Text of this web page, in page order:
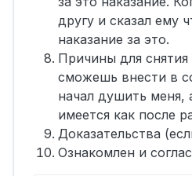
другу и сказал ему
наказание за это.
Причины для
сможешь внести в
начал душить меня,
имеется как после
Доказательства
Ознакомлен и